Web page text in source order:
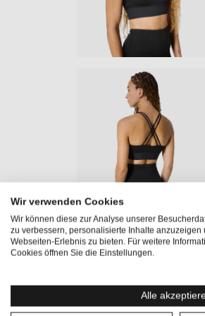
Produktinformationen
elastischen, blickdichten Material
Wir verwenden Cookies
Wir können diese zur Analyse unserer
zu verbessern, personalisierte Inhalte
Webseiten-Erlebnis zu bieten. Für weitere
Cookies öffnen Sie die Einstellungen.
Alle